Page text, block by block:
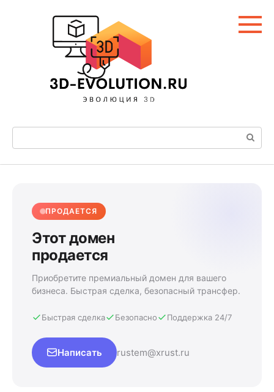
Поиск:
ПРОДАЕТСЯ
Этот домен
продается
Приобретите премиальный домен для вашего
бизнеса. Быстрая сделка, безопасный трансфер.
Быстрая сделка Безопасно Поддержка 24/7
Написать rustem@xrust.ru